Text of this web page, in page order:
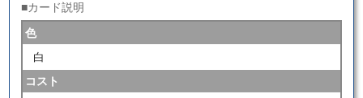
■カード説明
色
白
コスト